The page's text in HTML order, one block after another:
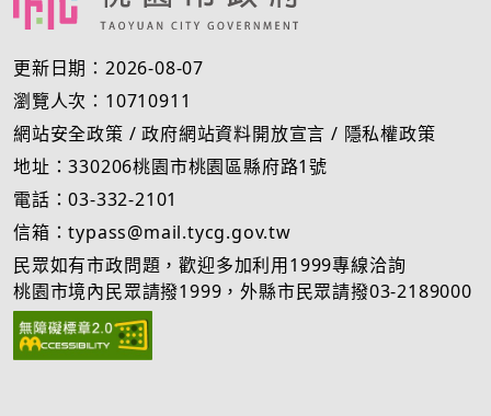
更新日期：2026-08-07
瀏覽人次：10710911
網站安全政策 /政府網站資料開放宣言 / 隱私權政策
地址：330206桃園市桃園區縣府路1號
電話：03-332-2101
信箱：typass@mail.tycg.gov.tw
民眾如有市政問題，歡迎多加利用1999專線洽詢
桃園市境內民眾請撥1999，外縣市民眾請撥03-2189000